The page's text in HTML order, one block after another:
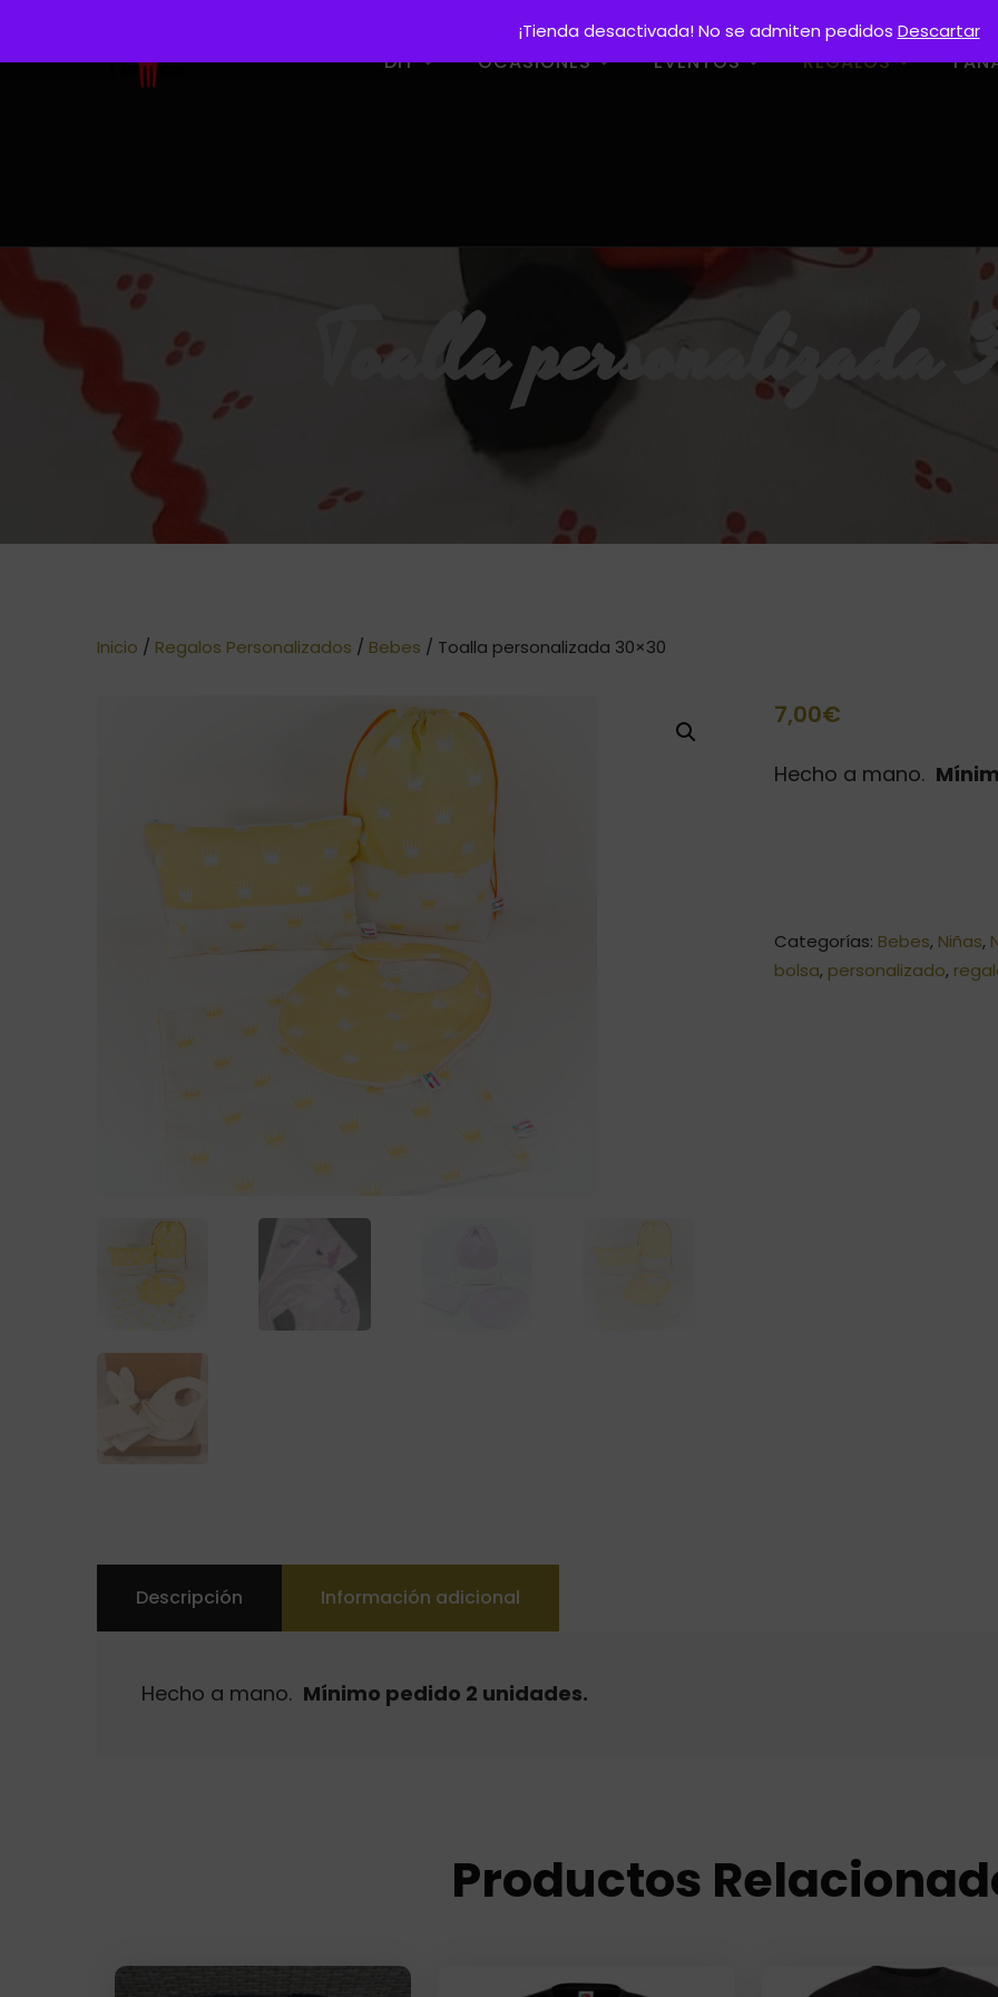
DIY OCASIONES EVENTOS REGALOS
Toalla
Inicio / Regalos Personalizados / Bebes / Toalla personalizada 30×30
7,00€
Hecho a mano.
Categorías: Bebes, Niñas,
bolsa, personalizado,
Descripción Información adicional
Hecho a mano. Mínimo pedido 2 unidades.
Productos
¡Tienda desactivada! No se admiten pedidos Descartar